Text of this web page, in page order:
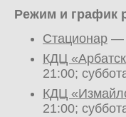
Режим и график
Стационар —
КДЦ
21:00;
КДЦ
21:00;